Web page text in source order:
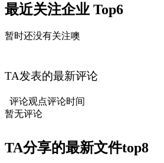
最近关注企业 Top6
暂时还没有关注噢
TA发表的最新评论
评论观点评论时间
暂无评论
TA分享的最新文件top8